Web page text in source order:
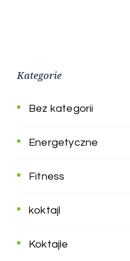
Kategorie
Bez kategorii
Energetyczne
Fitness
koktajl
Koktajle